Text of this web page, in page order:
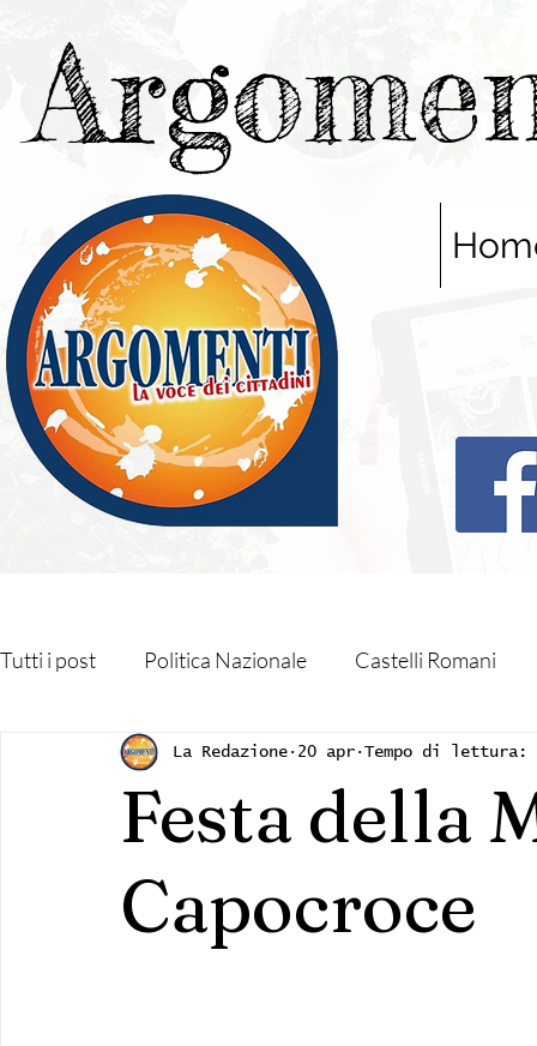
Tutti i post Politica Nazionale Castelli Romani
Roma Capitale Regione Lazio Associazioni
Religione Monteporzio Catone Partner
Albano Laziale
Festa della
Capocroce
La Redazione 20 apr Tempo di lettura: